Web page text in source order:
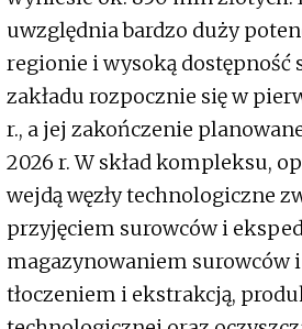
uwzględnia bardzo duży
regionie i wysoką dostępność
zakładu rozpocznie się w
r., a jej zakończenie
2026 r. W skład kompleksu,
wejdą węzły technologiczne
przyjęciem surowców i
magazynowaniem surowców
tłoczeniem i ekstrakcją,